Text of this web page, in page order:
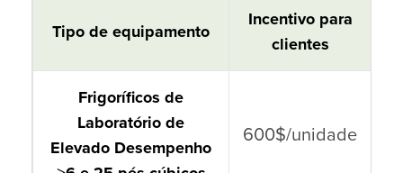
Armazenamento a frio e
equipamento de laboratório
Tipo de equipamento
Incentivo para
clientes
Frigoríficos de
Laboratório de
Elevado Desempenho
600$/unidade